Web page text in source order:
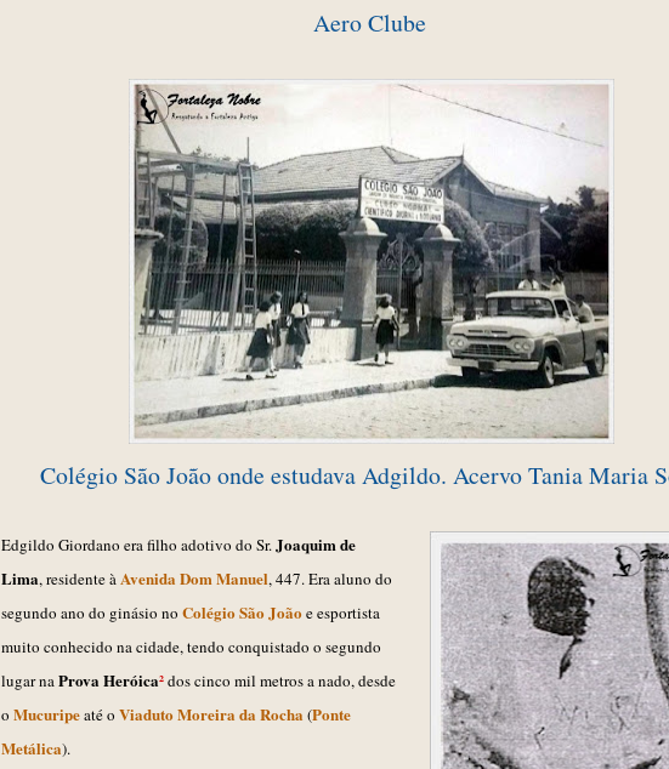
Aero Clube
Colégio São João onde estudava Adgildo. Acervo Tania Maria
Edgildo Giordano era filho adotivo do Sr.Joaquim de
Lima, residente àAvenida Dom Manuel, 447. Era aluno do
segundo ano do ginásio no Colégio São João e esportista
muito conhecido na cidade, tendo conquistado o segundo
lugar naProva Heróica²dos cinco mil metros a nado, desde
o Mucuripeaté o Viaduto Moreira da Rocha (Ponte
Metálica).